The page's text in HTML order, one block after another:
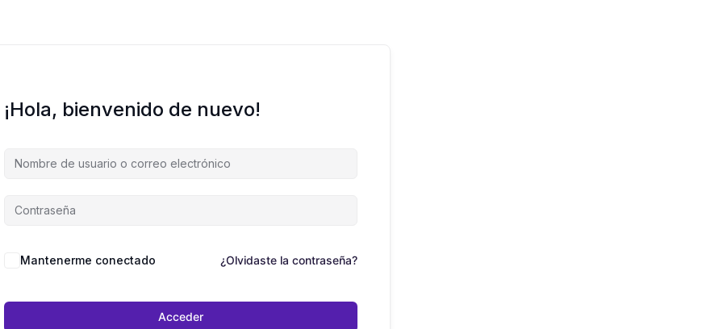
¡Hola, bienvenido de nuevo!
Mantenerme conectado ¿Olvidaste la contraseña?
Acceder